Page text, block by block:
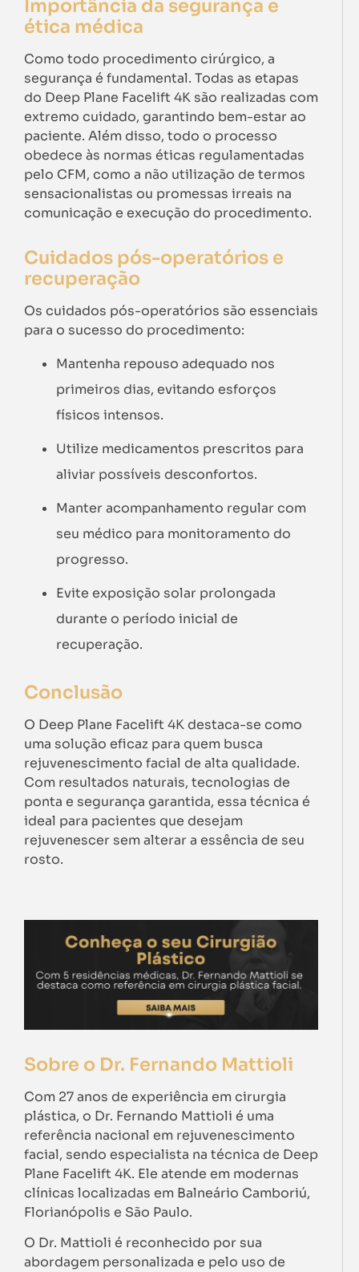
Importância da segurança e
ética médica
Como todo procedimento cirúrgico, a
segurança é fundamental. Todas as etapas
do Deep Plane Facelift 4K são realizadas com
extremo cuidado, garantindo bem-estar ao
paciente. Além disso, todo o processo
obedece às normas éticas regulamentadas
pelo CFM, como a não utilização de termos
sensacionalistas ou promessas irreais na
comunicação e execução do procedimento.
Cuidados pós-operatórios e
recuperação
Os cuidados pós-operatórios são essenciais
para o sucesso do procedimento:
Mantenha repouso adequado nos
primeiros dias, evitando esforços
físicos intensos.
Utilize medicamentos prescritos para
aliviar possíveis desconfortos.
Manter acompanhamento regular com
seu médico para monitoramento do
progresso.
Evite exposição solar prolongada
durante o período inicial de
recuperação.
Conclusão
O Deep Plane Facelift 4K destaca-se como
uma solução eficaz para quem busca
rejuvenescimento facial de alta qualidade.
Com resultados naturais, tecnologias de
ponta e segurança garantida, essa técnica é
ideal para pacientes que desejam
rejuvenescer sem alterar a essência de seu
rosto.
Sobre o Dr. Fernando Mattioli
Com 27 anos de experiência em cirurgia
plástica, o Dr. Fernando Mattioli é uma
referência nacional em rejuvenescimento
facial, sendo especialista na técnica de Deep
Plane Facelift 4K. Ele atende em modernas
clínicas localizadas em Balneário Camboriú,
Florianópolis e São Paulo.
O Dr. Mattioli é reconhecido por sua
abordagem personalizada e pelo uso de